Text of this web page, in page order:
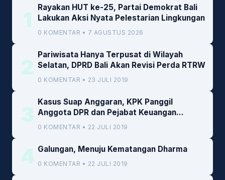
1
Rayakan HUT ke-25, Partai Demokrat Bali
Lakukan Aksi Nyata Pelestarian Lingkungan
0 KOMENTAR • 7 AGUSTUS 2026
2
Pariwisata Hanya Terpusat di Wilayah
Selatan, DPRD Bali Akan Revisi Perda RTRW
0 KOMENTAR • 23 JULI 2019
3
Kasus Suap Anggaran, KPK Panggil
Anggota DPR dan Pejabat Keuangan
Kemenkeu
0 KOMENTAR • 22 JULI 2019
4 Galungan, Menuju Kematangan Dharma
0 KOMENTAR • 22 JULI 2019